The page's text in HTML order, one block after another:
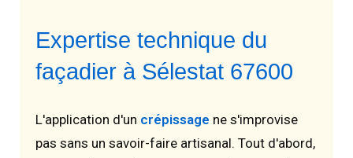
Expertise technique du
façadier à Sélestat 67600
L'application d'un crépissage ne s'improvise
pas sans un savoir-faire artisanal. Tout d'abord,